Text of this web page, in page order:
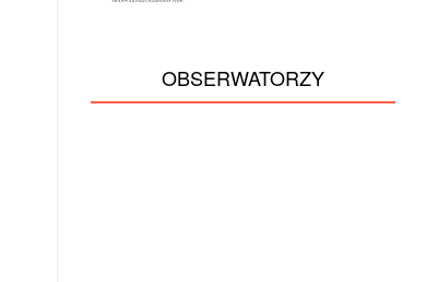
OBSERWATORZY